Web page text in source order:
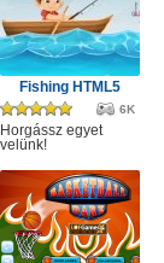
Fishing HTML5
6K
Horgássz egyet
velünk!